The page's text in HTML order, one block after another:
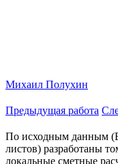
Михаил Полухин
Предыдущая работа
По исходным данным
листов) разработаны
локальные сметные